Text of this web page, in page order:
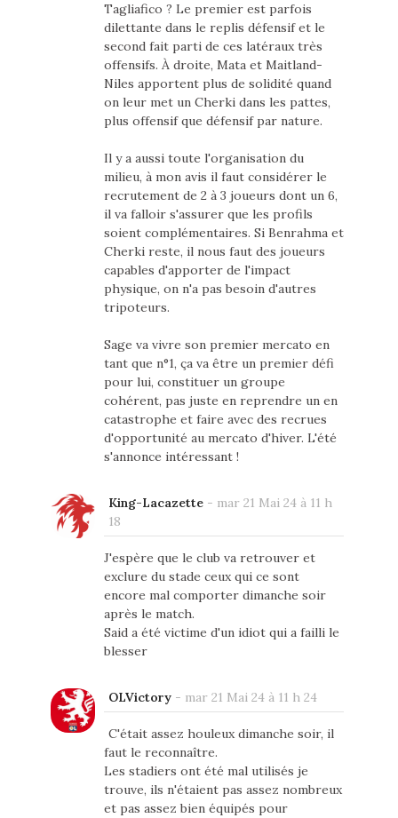
Tagliafico ? Le premier est parfois
dilettante dans le replis défensif et le
second fait parti de ces latéraux très
offensifs. À droite, Mata et Maitland-
Niles apportent plus de solidité quand
on leur met un Cherki dans les pattes,
plus offensif que défensif par nature.
Il y a aussi toute l'organisation du
milieu, à mon avis il faut considérer le
recrutement de 2 à 3 joueurs dont un 6,
il va falloir s'assurer que les profils
soient complémentaires. Si Benrahma et
Cherki reste, il nous faut des joueurs
capables d'apporter de l'impact
physique, on n'a pas besoin d'autres
tripoteurs.
Sage va vivre son premier mercato en
tant que n°1, ça va être un premier défi
pour lui, constituer un groupe
cohérent, pas juste en reprendre un en
catastrophe et faire avec des recrues
d'opportunité au mercato d'hiver. L'été
s'annonce intéressant !
King-Lacazette- mar 21 Mai 24 à 11 h
18
J'espère que le club va retrouver et
exclure du stade ceux qui ce sont
encore mal comporter dimanche soir
après le match.
Said a été victime d'un idiot qui a failli le
blesser
OLVictory- mar 21 Mai 24 à 11 h 24
C'était assez houleux dimanche soir, il
faut le reconnaître.
Les stadiers ont été mal utilisés je
trouve, ils n'étaient pas assez nombreux
et pas assez bien équipés pour